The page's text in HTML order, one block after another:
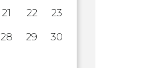
21 22
23
28 29
30